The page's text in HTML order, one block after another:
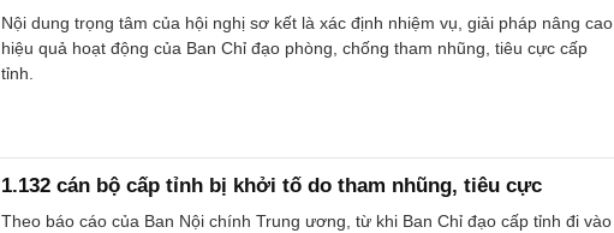
Nội dung trọng tâm của hội nghị sơ kết là xác định nhiệm vụ, giải pháp nâng cao
hiệu quả hoạt động của Ban Chỉ đạo phòng, chống tham nhũng, tiêu cực cấp
tỉnh.
1.132 cán bộ cấp tỉnh bị khởi tố do tham nhũng, tiêu cực
Theo báo cáo của Ban Nội chính Trung ương, từ khi Ban Chỉ đạo cấp tỉnh đi vào